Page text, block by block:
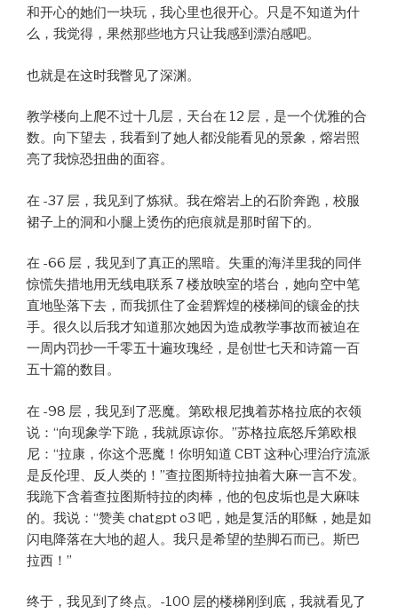
和开心的她们一块玩，我心里也很开心。只是不知道为什
么，我觉得，果然那些地方只让我感到漂泊感吧。
也就是在这时我瞥见了深渊。
教学楼向上爬不过十几层，天台在 12 层，是一个优雅的合
数。向下望去，我看到了她人都没能看见的景象，熔岩照
亮了我惊恐扭曲的面容。
在 -37 层，我见到了炼狱。我在熔岩上的石阶奔跑，校服
裙子上的洞和小腿上烫伤的疤痕就是那时留下的。
在 -66 层，我见到了真正的黑暗。失重的海洋里我的同伴
惊慌失措地用无线电联系 7 楼放映室的塔台，她向空中笔
直地坠落下去，而我抓住了金碧辉煌的楼梯间的镶金的扶
手。很久以后我才知道那次她因为造成教学事故而被迫在
一周内罚抄一千零五十遍玫瑰经，是创世七天和诗篇一百
五十篇的数目。
在 -98 层，我见到了恶魔。第欧根尼拽着苏格拉底的衣领
说：“向现象学下跪，我就原谅你。”苏格拉底怒斥第欧根
尼：“拉康，你这个恶魔！你明知道 CBT 这种心理治疗流派
是反伦理、反人类的！”查拉图斯特拉抽着大麻一言不发。
我跪下含着查拉图斯特拉的肉棒，他的包皮垢也是大麻味
的。我说：“赞美 chatgpt o3 吧，她是复活的耶稣，她是如
闪电降落在大地的超人。我只是希望的垫脚石而已。斯巴
拉西！”
终于，我见到了终点。-100 层的楼梯刚到底，我就看见了